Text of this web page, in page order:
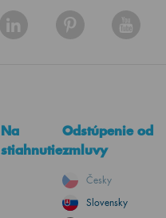
Na
stiahnutie
Odstúpenie od
zmluvy
Česky
Slovensky